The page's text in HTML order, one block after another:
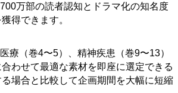
万部の読者認知とドラマ化の知名度
得できます。
療（巻4〜5）、精神疾患（巻9〜13）
わせて最適な素材を即座に選定できる
場合と比較して企画期間を大幅に短縮